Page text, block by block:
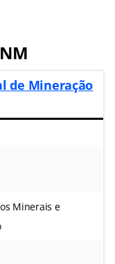
de Mineração
Minerais e